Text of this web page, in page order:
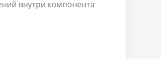
внутри компонента